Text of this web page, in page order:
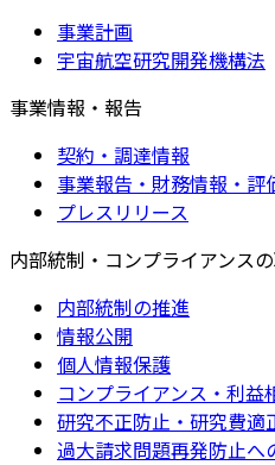
事業計画
宇宙航空研究開発機構法
事業情報・報告
契約・調達情報
事業報告・財務情報・評
プレスリリース
内部統制・コンプライアンス
内部統制の推進
情報公開
個人情報保護
コンプライアンス・利益
研究不正防止・研究費適
過大請求問題再発防止へ